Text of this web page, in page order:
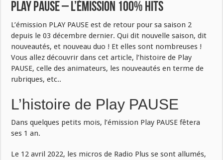
Play Pause – L’émission 100% HITS
L’émission PLAY PAUSE est de retour pour sa saison 2
depuis le 03 décembre dernier. Qui dit nouvelle saison, dit
nouveautés, et nouveau duo ! Et elles sont nombreuses !
Vous allez découvrir dans cet article, l’histoire de Play
PAUSE, celle des animateurs, les nouveautés en terme de
rubriques, etc..
L’histoire de Play PAUSE
Dans quelques petits mois, l’émission Play PAUSE fêtera
ses 1 an.
Le 12 avril 2022, les micros de Radio Plus se sont allumés,